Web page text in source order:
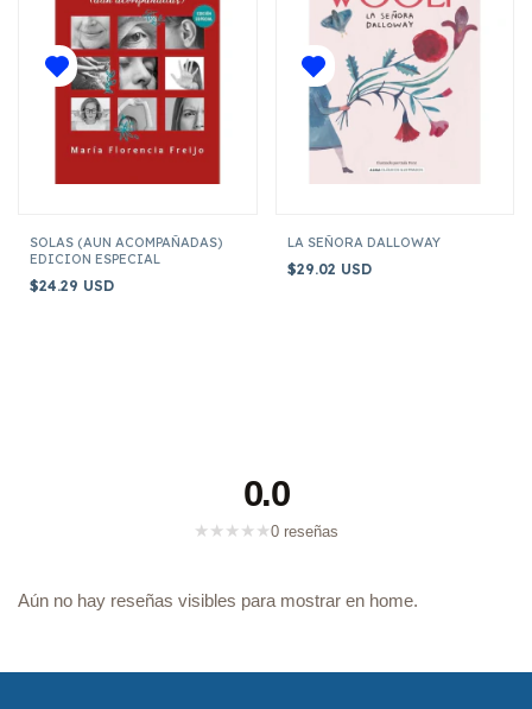
SOLAS (AUN ACOMPAÑADAS)
EDICION ESPECIAL
$24.29 USD
LA SEÑORA DALLOWAY
$29.02 USD
0.0
★ ★ ★ ★ ★0 reseñas
Aún no hay reseñas visibles para mostrar en home.